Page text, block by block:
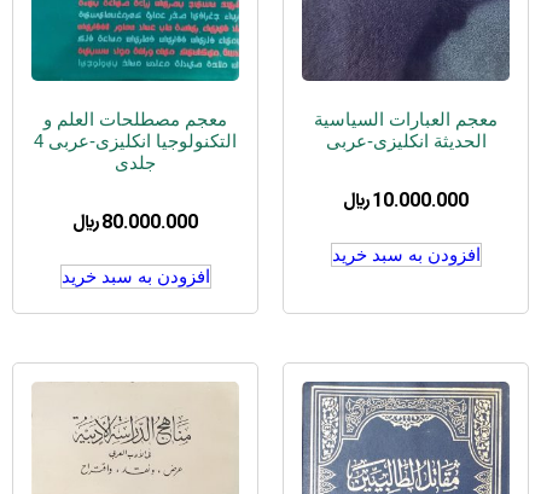
معجم العبارات السیاسیة
الحدیثة انکلیزی-عربی
10.000.000 ﷼
افزودن به سبد خرید
معجم مصطلحات العلم و
التکنولوجیا انکلیزی-عربی 4
جلدی
80.000.000 ﷼
افزودن به سبد خرید